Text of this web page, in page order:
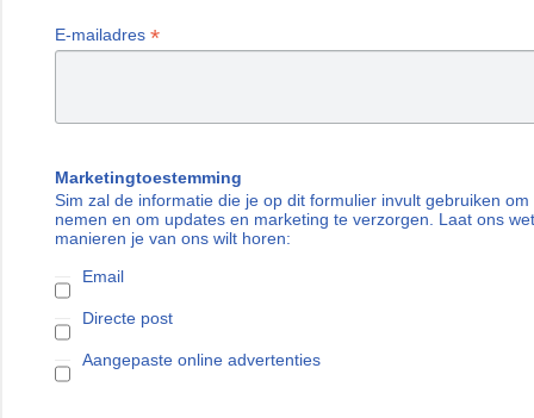
E-mailadres *
Marketingtoestemming
Sim zal de informatie die je op dit formulier invult gebruiken
nemen en om updates en marketing te verzorgen. Laat ons
manieren je van ons wilt horen:
Email
Directe post
Aangepaste online advertenties